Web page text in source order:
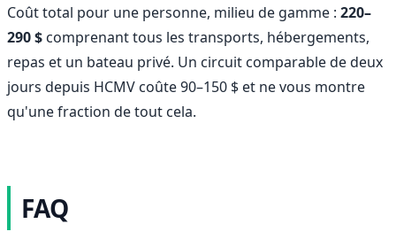
Coût total pour une personne, milieu de gamme : 220–
290 $ comprenant tous les transports, hébergements,
repas et un bateau privé. Un circuit comparable de deux
jours depuis HCMV coûte 90–150 $ et ne vous montre
qu'une fraction de tout cela.
FAQ